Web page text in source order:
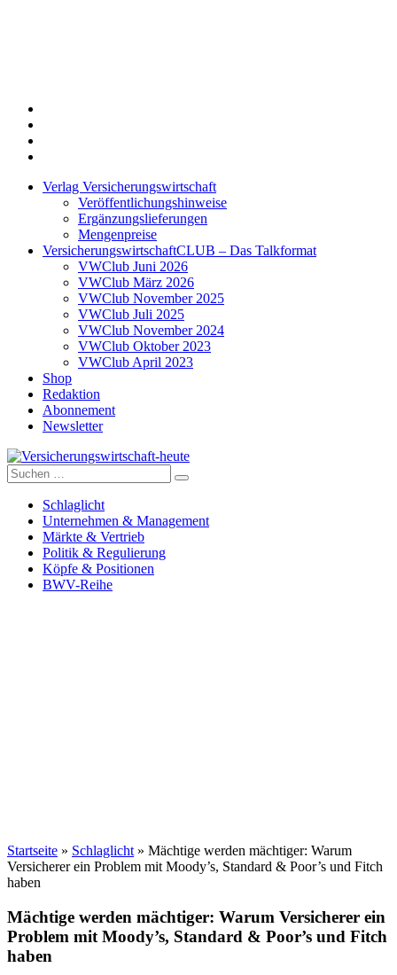
Verlag Versicherungswirtschaft
Veröffentlichungshinweise
Ergänzungslieferungen
Mengenpreise
VersicherungswirtschaftCLUB – Das Talkformat
VWClub Juni 2026
VWClub März 2026
VWClub November 2025
VWClub Juli 2025
VWClub November 2024
VWClub Oktober 2023
VWClub April 2023
Shop
Redaktion
Abonnement
Newsletter
Versicherungswirtschaft-heute
Suche
nach:
Schlaglicht
Unternehmen & Management
Märkte & Vertrieb
Politik & Regulierung
Köpfe & Positionen
BWV-Reihe
Startseite » Schlaglicht » Mächtige werden mächtiger: Warum
Versicherer ein Problem mit Moody’s, Standard & Poor’s und Fitch
haben
Mächtige werden mächtiger: Warum Versicherer ein
Problem mit Moody’s, Standard & Poor’s und Fitch
haben